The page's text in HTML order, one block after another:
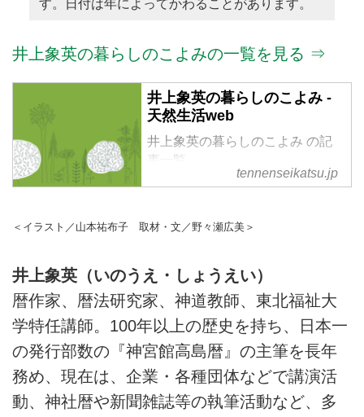
す。日付は年によってかわることがあります。
井上象英の暮らしのこよみの一覧を見る ⇒
井上象英の暮らしのこよみ -
天然生活web
井上象英の暮らしのこよみ の記
事一覧
tennenseikatsu.jp
＜イラスト／山本祐布子 取材・文／野々瀬広美＞
井上象英（いのうえ・しょうえい）
暦作家、暦法研究家、神道教師、東北福祉大
学特任講師。100年以上の歴史を持ち、日本一
の発行部数の『神宮館高島暦』の主筆を長年
務め、現在は、企業・各種団体などで講演活
動、神社暦や新聞雑誌等の執筆活動など、多